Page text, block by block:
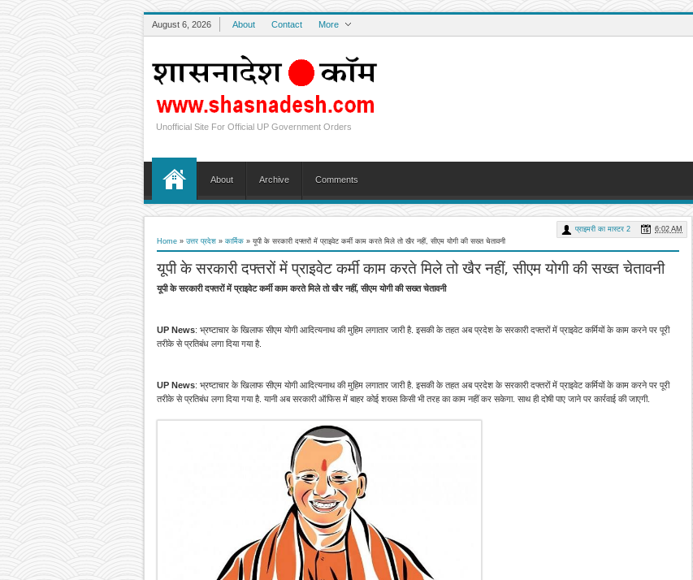
August 6, 2026 About Contact More
Unofficial Site For Official UP Government Orders
About Archive Comments
Home » उत्तर प्रदेश » कार्मिक » यूपी के सरकारी दफ्तरों में प्राइवेट कर्मी काम करते मिले तो खैर नहीं, सीएम योगी की सख्त चेतावनी
यूपी के सरकारी दफ्तरों में प्राइवेट कर्मी काम करते मिले तो खैर नहीं, सीएम योगी की सख्त चेतावनी
प्राइमरी का मास्टर 2 6:02 AM
यूपी के सरकारी दफ्तरों में प्राइवेट कर्मी काम करते मिले तो खैर नहीं, सीएम योगी की सख्त चेतावनी
UP News: भ्रष्टाचार के खिलाफ सीएम योगी आदित्यनाथ की मुहिम लगातार जारी है. इसकी के तहत अब प्रदेश के सरकारी दफ्तरों में प्राइवेट कर्मियों के काम करने पर पूरी
तरीके से प्रतिबंध लगा दिया गया है.
UP News: भ्रष्टाचार के खिलाफ सीएम योगी आदित्यनाथ की मुहिम लगातार जारी है. इसकी के तहत अब प्रदेश के सरकारी दफ्तरों में प्राइवेट कर्मियों के काम करने पर पूरी
तरीके से प्रतिबंध लगा दिया गया है. यानी अब सरकारी ऑफिस में बाहर कोई शख्स किसी भी तरह का काम नहीं कर सकेगा. साथ ही दोषी पाए जाने पर कार्रवाई की जाएगी.